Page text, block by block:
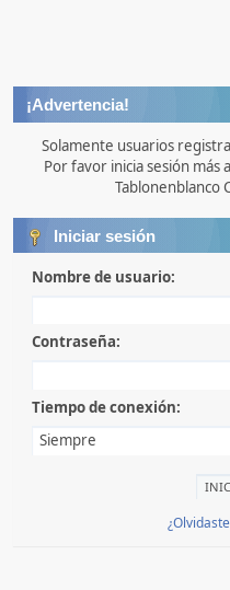
¡Advertencia!
Solamente usuarios
Por favor inicia sesión más
Tablonenblanco
Iniciar sesión
Nombre de usuario:
Contraseña:
Tiempo de conexión: